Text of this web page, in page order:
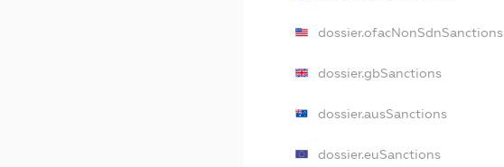
dossier.ofacNonSdnSanctions
dossier.gbSanctions
dossier.ausSanctions
dossier.euSanctions